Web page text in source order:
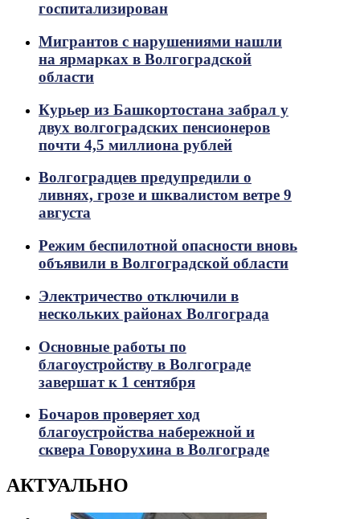
госпитализирован
Мигрантов с нарушениями нашли
на ярмарках в Волгоградской
области
Курьер из Башкортостана забрал у
двух волгоградских пенсионеров
почти 4,5 миллиона рублей
Волгоградцев предупредили о
ливнях, грозе и шквалистом ветре 9
августа
Режим беспилотной опасности вновь
объявили в Волгоградской области
Электричество отключили в
нескольких районах Волгограда
Основные работы по
благоустройству в Волгограде
завершат к 1 сентября
Бочаров проверяет ход
благоустройства набережной и
сквера Говорухина в Волгограде
АКТУАЛЬНО